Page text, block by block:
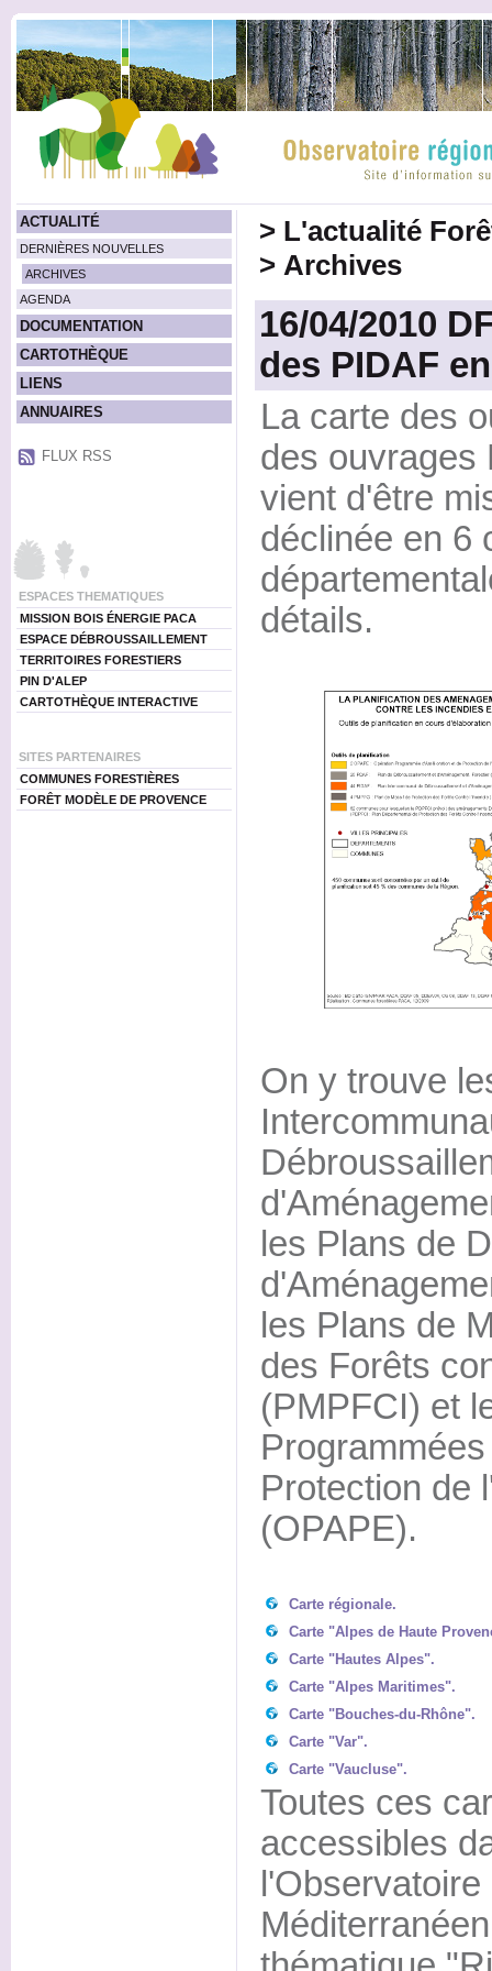
ACTUALITÉ
DERNIÈRES NOUVELLES
ARCHIVES
AGENDA
DOCUMENTATION
CARTOTHÈQUE
LIENS
ANNUAIRES
FLUX RSS
ESPACES THEMATIQUES
MISSION BOIS ÉNERGIE PACA
ESPACE DÉBROUSSAILLEMENT
TERRITOIRES FORESTIERS
PIN D'ALEP
CARTOTHÈQUE INTERACTIVE
SITES PARTENAIRES
COMMUNES FORESTIÈRES
FORÊT MODÈLE DE PROVENCE
> L'actualité
> Archives
16/04/2010
des PIDAF
La carte des
des ouvrages
vient d'être
déclinée en 6
détails.
On y trouve
les Plans de
les Plans de
des Forêts
(PMPFCI) et
Protection de
(OPAPE).
Carte régionale.
Carte "Alpes de Haute
Carte "Hautes Alpes".
Carte "Alpes Maritimes".
Carte "Bouches-du-Rhône".
Carte "Var".
Carte "Vaucluse".
Toutes ces
accessibles